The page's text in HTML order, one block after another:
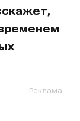
Реклама